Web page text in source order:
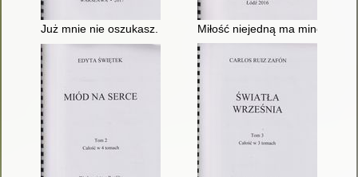
Już mnie nie oszukasz. T. 3 Miłość niejedną ma minę. T. 2